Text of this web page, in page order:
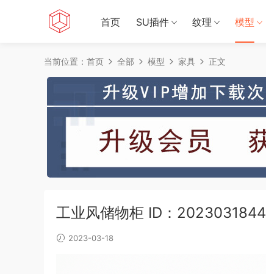
首页 SU插件 纹理 模型
当前位置： 首页 全部 模型 家具 正文
工业风储物柜 ID：2023031844
2023-03-18